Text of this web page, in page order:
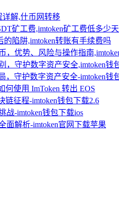
详解,什币网转移
矿工费,imtoken矿工费低多少
的陷阱,imtoken转账有手续费吗
，优势、风险与操作指南
，守护数字资产安全,imtoken钱
，守护数字资产安全-imtoken钱
何使用 ImToken 转出 EOS
链征程-imtoken钱包下载2.6
战-imtoken钱包下载ios
面解析-imtoken官网下载苹果